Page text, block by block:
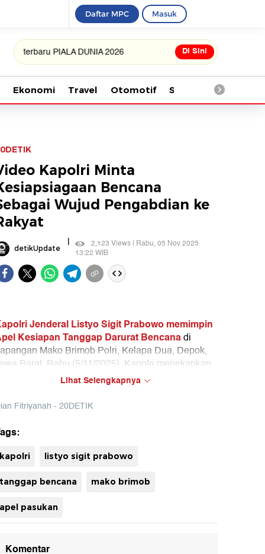
Daftar MPC Masuk
PIALA DUNIA 2026 Di Sini
Ekonomi Travel Otomotif Saintek
Kapolri Minta
Bencana
Wujud Pengabdian ke
detikUpdate |
2,123 Views | Rabu, 05 Nov 2025
13:22 WIB
Jenderal Listyo Sigit Prabowo memimpin
Kesiapan Tanggap Darurat Bencanadi
Mako Brimob Polri, Kelapa Dua, Depok,
Barat, Rabu (5/11/2025). Kapolri menekankan
pentingnya menunjukkan bahwa negara selalu hadir
melindungi rakyat dalam setiap situasi, terutama di
masa sulit. Hal ini merupakan wujud komitmen
Polri dalam rangka memastikan keamanan
Lihat Selengkapnya
Fitriyanah - 20DETIK
kapolri listyo sigit prabowo
tanggap bencana mako brimob
apel pasukan